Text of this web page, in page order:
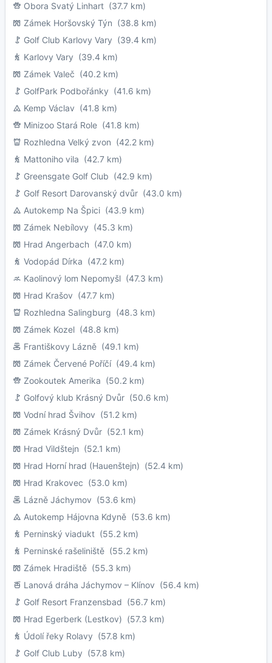
Obora Svatý Linhart (37.7 km)
Zámek Horšovský Týn (38.8 km)
Golf Club Karlovy Vary (39.4 km)
Karlovy Vary (39.4 km)
Zámek Valeč (40.2 km)
GolfPark Podbořánky (41.6 km)
Kemp Václav (41.8 km)
Minizoo Stará Role (41.8 km)
Rozhledna Velký zvon (42.2 km)
Mattoniho vila (42.7 km)
Greensgate Golf Club (42.9 km)
Golf Resort Darovanský dvůr (43.0 km)
Autokemp Na Špici (43.9 km)
Zámek Nebílovy (45.3 km)
Hrad Angerbach (47.0 km)
Vodopád Dírka (47.2 km)
Kaolinový lom Nepomyšl (47.3 km)
Hrad Krašov (47.7 km)
Rozhledna Salingburg (48.3 km)
Zámek Kozel (48.8 km)
Františkovy Lázně (49.1 km)
Zámek Červené Poříčí(49.4 km)
Zookoutek Amerika (50.2 km)
Golfový klub Krásný Dvůr (50.6 km)
Vodní hrad Švihov (51.2 km)
Zámek Krásný Dvůr (52.1 km)
Hrad Vildštejn (52.1 km)
Hrad Horní hrad (Hauenštejn) (52.4 km)
Hrad Krakovec (53.0 km)
Lázně Jáchymov (53.6 km)
Autokemp Hájovna Kdyně (53.6 km)
Perninský viadukt (55.2 km)
Perninské rašeliniště (55.2 km)
Zámek Hradiště (55.3 km)
Lanová dráha Jáchymov – Klínov (56.4 km)
Golf Resort Franzensbad (56.7 km)
Hrad Egerberk (Lestkov) (57.3 km)
Údolí řeky Rolavy (57.8 km)
Golf Club Luby (57.8 km)